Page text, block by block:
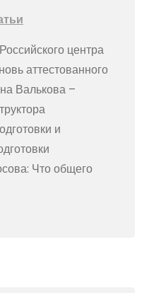
центра
аттестованного
Валькова –
и
Что общего